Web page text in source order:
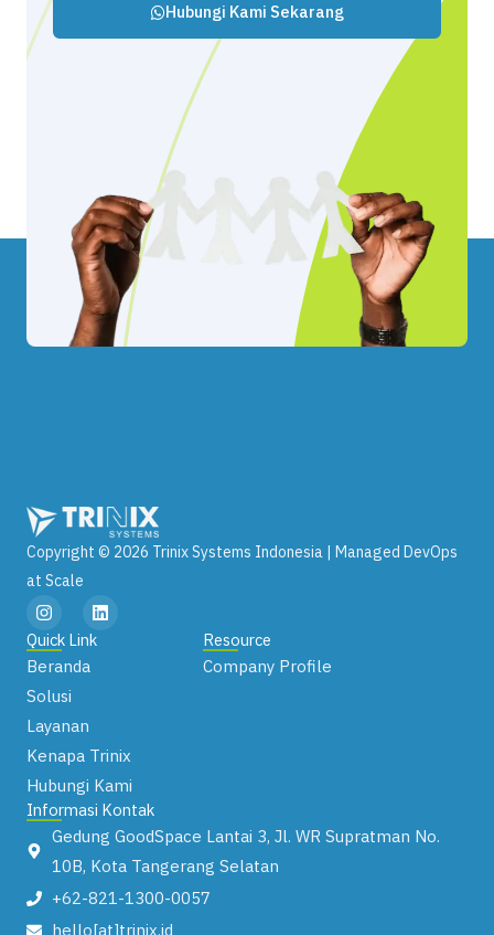
Hubungi Kami Sekarang
Copyright © 2026 Trinix Systems Indonesia | Managed DevOps
at Scale
I
n
s
t
a
g
r
a
L
i
Quick Link
Beranda
Solusi
Layanan
Kenapa Trinix
Hubungi Kami
Resource
Company Profile
Informasi Kontak
Gedung GoodSpace Lantai 3, Jl. WR Supratman No.
10B, Kota Tangerang Selatan
+62-821-1300-0057
hello[at]trinix.id